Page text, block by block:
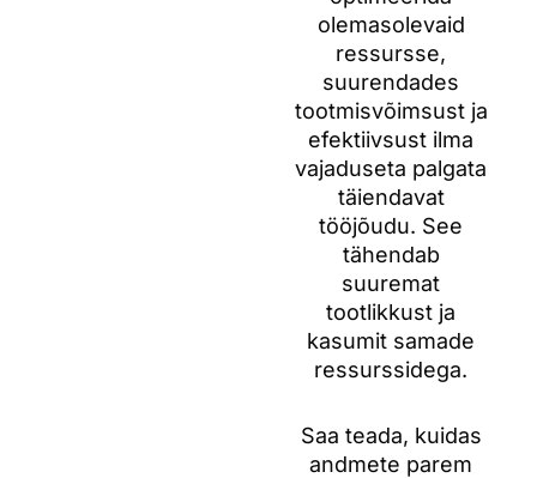
olemasolevaid
ressursse,
suurendades
tootmisvõimsust ja
efektiivsust ilma
vajaduseta palgata
täiendavat
tööjõudu. See
tähendab
suuremat
tootlikkust ja
kasumit samade
ressurssidega.
Saa teada, kuidas
andmete parem